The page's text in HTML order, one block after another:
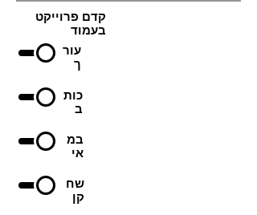
קדם פרוייקט
בעמוד
עור
ך
כות
ב
במ
אי
שח
קן